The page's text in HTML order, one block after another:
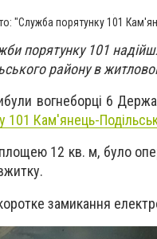
"Служба порятунку 101
порятунку 101
району в
вогнеборці 6
101 Кам'янець-
12 кв. м, було
замикання